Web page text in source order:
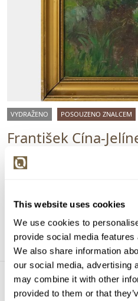
This website uses cookies
We use cookies to
provide social media
We also share information
our social media, advertising
may combine it with other
provided to them or that
VYDRAŽENO POSOUZENO ZNALCEM
František Cína-
133306. U potůčku
Dražba ukončena:
Detail